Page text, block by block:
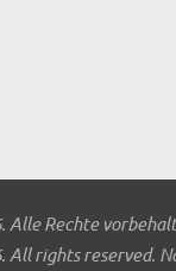
Alle Rechte
rights reserved.